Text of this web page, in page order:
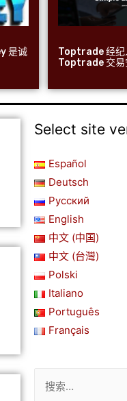
是诚
Toptrade 经纪
Toptrade 交易
Select site
Español
Deutsch
Русский
English
中文 (中国)
中文 (台灣)
Polski
Italiano
Português
Français